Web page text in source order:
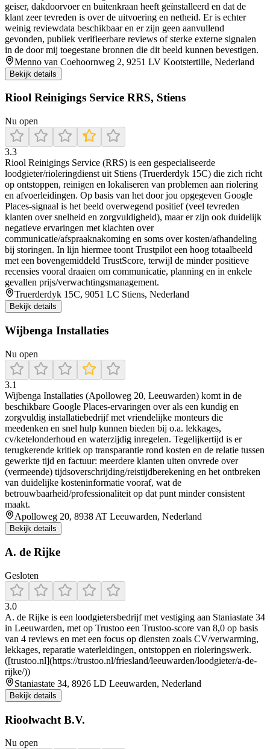
geiser, dakdoorvoer en buitenkraan heeft geïnstalleerd en dat de
klant zeer tevreden is over de uitvoering en netheid. Er is echter
weinig reviewdata beschikbaar en er zijn geen aanvullend
gevonden, publiek verifieerbare reviews of sterke externe signalen
in de door mij toegestane bronnen die dit beeld kunnen bevestigen.
Menno van Coehoornweg 2, 9251 LV Kootstertille, Nederland
Bekijk details
Riool Reinigings Service RRS, Stiens
Nu open
3.3
Riool Reinigings Service (RRS) is een gespecialiseerde
loodgieter/rioleringdienst uit Stiens (Truerderdyk 15C) die zich richt
op ontstoppen, reinigen en lokaliseren van problemen aan riolering
en afvoerleidingen. Op basis van het door jou opgegeven Google
Places-signaal is het beeld overwegend positief (veel tevreden
klanten over snelheid en zorgvuldigheid), maar er zijn ook duidelijk
negatieve ervaringen met klachten over
communicatie/afspraaknakoming en soms over kosten/afhandeling
bij storingen. In lijn hiermee toont Trustpilot een hoog totaalbeeld
met een bovengemiddeld TrustScore, terwijl de minder positieve
recensies vooral draaien om communicatie, planning en in enkele
gevallen prijs/verwachtingsmanagement.
Truerderdyk 15C, 9051 LC Stiens, Nederland
Bekijk details
Wijbenga Installaties
Nu open
3.1
Wijbenga Installaties (Apolloweg 20, Leeuwarden) komt in de
beschikbare Google Places-ervaringen over als een kundig en
zorgvuldig installatiebedrijf met vriendelijke monteurs die
meedenken en snel hulp kunnen bieden bij o.a. lekkages,
cv/ketelonderhoud en waterzijdig inregelen. Tegelijkertijd is er
terugkerende kritiek op transparantie rond kosten en de relatie tussen
gewerkte tijd en factuur: meerdere klanten uiten onvrede over
(vermeende) tijdsoverschrijding/reistijdberekening en het ontbreken
van duidelijke kosteninformatie vooraf, wat de
betrouwbaarheid/professionaliteit op dat punt minder consistent
maakt.
Apolloweg 20, 8938 AT Leeuwarden, Nederland
Bekijk details
A. de Rijke
Gesloten
3.0
A. de Rijke is een loodgietersbedrijf met vestiging aan Staniastate 34
in Leeuwarden, met op Trustoo een Trustoo-score van 8,0 op basis
van 4 reviews en met een focus op diensten zoals CV/verwarming,
lekkages, reparatie waterleidingen, ontstoppen en rioleringswerk.
([trustoo.nl](https://trustoo.nl/friesland/leeuwarden/loodgieter/a-de-
rijke/))
Staniastate 34, 8926 LD Leeuwarden, Nederland
Bekijk details
Rioolwacht B.V.
Nu open